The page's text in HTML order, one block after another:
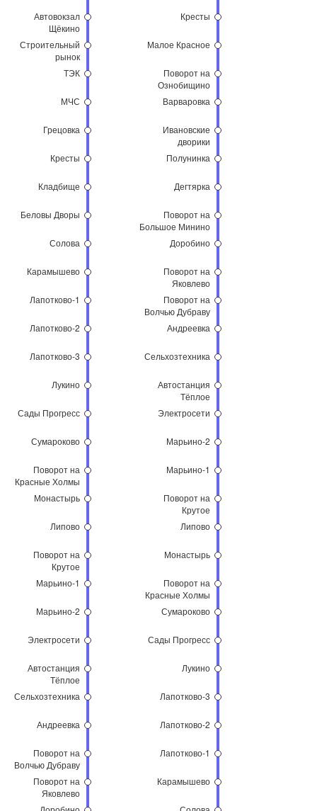
Автовокзал
Щёкино
Строительный
рынок
ТЭК
МЧС
Грецовка
Кресты
Кладбище
Беловы Дворы
Солова
Карамышево
Лапотково-1
Лапотково-2
Лапотково-3
Лукино
Сады Прогресс
Сумароково
Поворот на
Красные Холмы
Монастырь
Липово
Поворот на
Крутое
Марьино-1
Марьино-2
Электросети
Автостанция
Тёплое
Сельхозтехника
Андреевка
Поворот на
Волчью Дубраву
Поворот на
Яковлево
Кресты
Малое Красное
Поворот на
Ознобищино
Варваровка
Ивановские
дворики
Полунинка
Дегтярка
Поворот на
Большое Минино
Доробино
Поворот на
Яковлево
Поворот на
Волчью Дубраву
Андреевка
Сельхозтехника
Автостанция
Тёплое
Электросети
Марьино-2
Марьино-1
Поворот на
Крутое
Липово
Монастырь
Поворот на
Красные Холмы
Сумароково
Сады Прогресс
Лукино
Лапотково-3
Лапотково-2
Лапотково-1
Карамышево